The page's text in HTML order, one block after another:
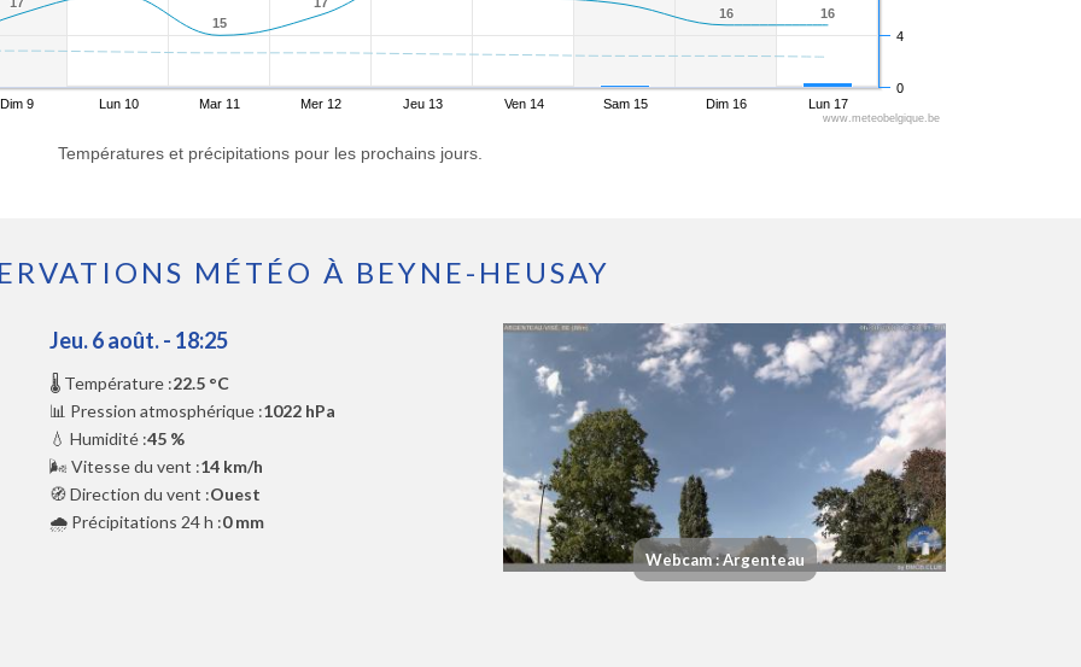
15
15
16
16 16
16
Dim 9 Lun 10 Mar 11 Mer 12 Jeu 13 Ven 14 Sam 15 Dim 16 Lun 17
0
4
www.meteobelgique.be
Températures et précipitations pour les prochains jours.
MÉTÉO À BEYNE-HEUSAY
Jeu. 6 août. - 18:25
🌡️ Température :22.5 °C
📊 Pression atmosphérique :1022 hPa
💧 Humidité :45 %
🌬️ Vitesse du vent :14 km/h
🧭 Direction du vent :Ouest
🌧️ Précipitations 24 h :0 mm
Webcam : Argenteau